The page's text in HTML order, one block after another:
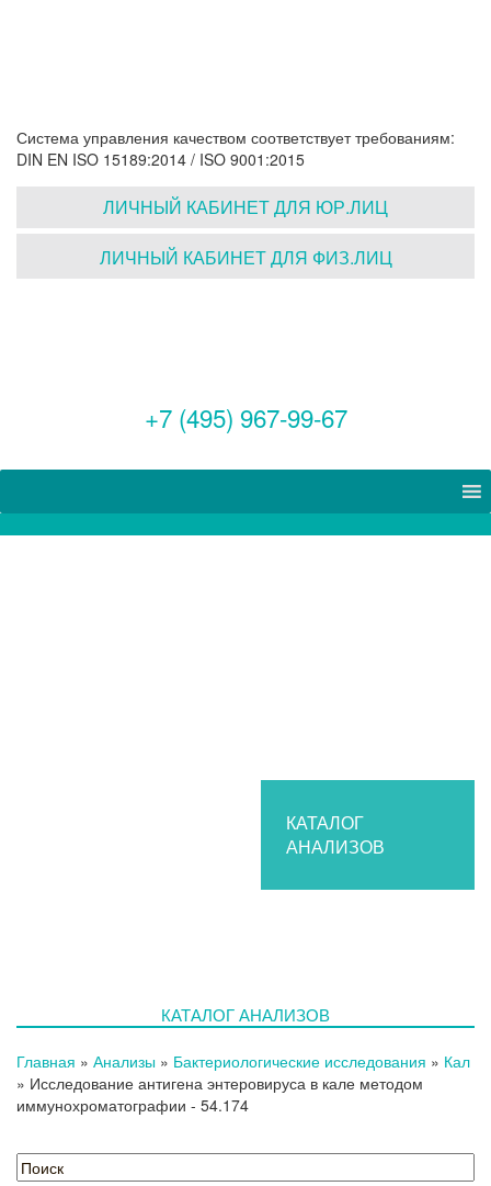
Система управления качеством соответствует требованиям:
DIN EN ISO 15189:2014 / ISO 9001:2015
ЛИЧНЫЙ КАБИНЕТ ДЛЯ ЮР.ЛИЦ
ЛИЧНЫЙ КАБИНЕТ ДЛЯ ФИЗ.ЛИЦ
+7 (495) 967-99-67
КАТАЛОГ
АНАЛИЗОВ
КАТАЛОГ АНАЛИЗОВ
Главная » Анализы » Бактериологические исследования » Кал
» Исследование антигена энтеровируса в кале методом
иммунохроматографии - 54.174